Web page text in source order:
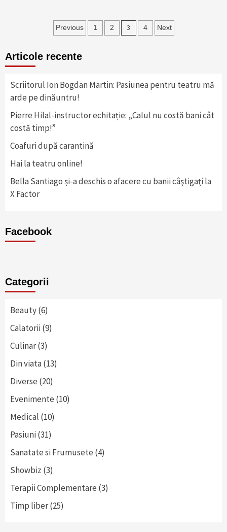
Navigare
articole
Previous 1 2 3 4 Next
Articole recente
Scriitorul Ion Bogdan Martin: Pasiunea pentru teatru mă
arde pe dinăuntru!
Pierre Hilal-instructor echitație: „Calul nu costă bani cât
costă timp!”
Coafuri după carantină
Hai la teatru online!
Bella Santiago și-a deschis o afacere cu banii câştigaţi la
X Factor
Facebook
Categorii
Beauty(6)
Calatorii(9)
Culinar(3)
Din viata(13)
Diverse (20)
Evenimente (10)
Medical (10)
Pasiuni(31)
Sanatate si Frumusete (4)
Showbiz (3)
Terapii Complementare (3)
Timp liber(25)